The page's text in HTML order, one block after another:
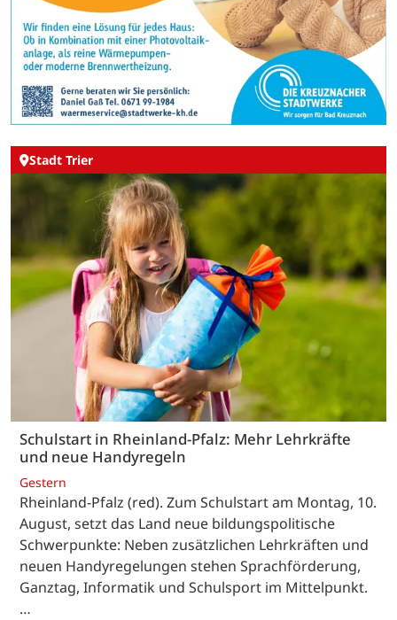
Stadt Trier
Schulstart in Rheinland-Pfalz: Mehr Lehrkräfte
und neue Handyregeln
Gestern
Rheinland-Pfalz (red). Zum Schulstart am Montag, 10.
August, setzt das Land neue bildungspolitische
Schwerpunkte: Neben zusätzlichen Lehrkräften und
neuen Handyregelungen stehen Sprachförderung,
Ganztag, Informatik und Schulsport im Mittelpunkt.
…